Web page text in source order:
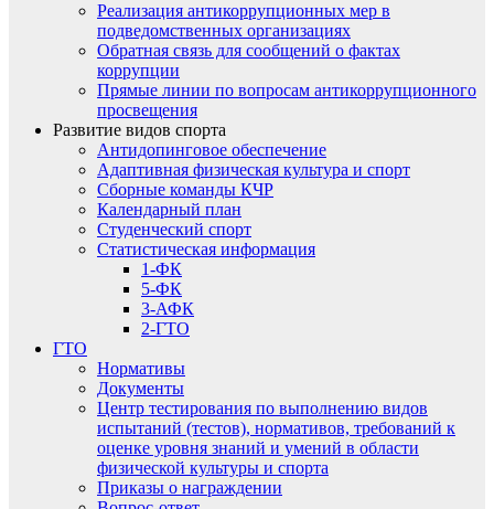
Реализация антикоррупционных мер в
подведомственных организациях
Обратная связь для сообщений о фактах
коррупции
Прямые линии по вопросам антикоррупционного
просвещения
Развитие видов спорта
Антидопинговое обеспечение
Адаптивная физическая культура и спорт
Сборные команды КЧР
Календарный план
Студенческий спорт
Статистическая информация
1-ФК
5-ФК
3-АФК
2-ГТО
ГТО
Нормативы
Документы
Центр тестирования по выполнению видов
испытаний (тестов), нормативов, требований к
оценке уровня знаний и умений в области
физической культуры и спорта
Приказы о награждении